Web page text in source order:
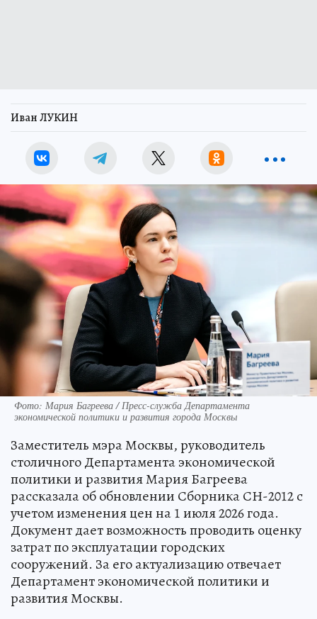
Иван ЛУКИН
Фото: Мария Багреева / Пресс-служба Департамента
экономической политики и развития города Москвы
Заместитель мэра Москвы, руководитель
столичного Департамента экономической
политики и развития Мария Багреева
рассказала об обновлении Сборника СН-2012 с
учетом изменения цен на 1 июля 2026 года.
Документ дает возможность проводить оценку
затрат по эксплуатации городских
сооружений. За его актуализацию отвечает
Департамент экономической политики и
развития Москвы.